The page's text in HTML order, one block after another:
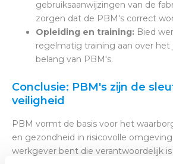
gebruiksaanwijzingen van de
zorgen dat de PBM's correct
Opleiding en training: Bied
regelmatig training aan over het
belang van PBM's.
Conclusie: PBM's zijn de
veiligheid
PBM vormt de basis voor het
en gezondheid in risicovolle
werkgever bent die verantwoordelijk